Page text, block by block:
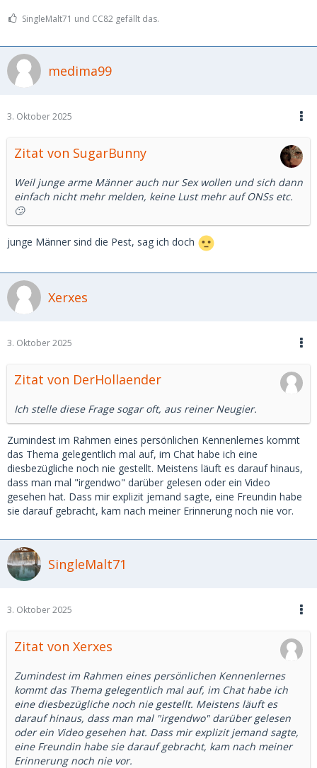
SingleMalt71 und CC82 gefällt das.
medima99
3. Oktober 2025
Zitat von SugarBunny
Weil junge arme Männer auch nur Sex wollen und sich dann
einfach nicht mehr melden, keine Lust mehr auf ONSs etc.
🙄
junge Männer sind die Pest, sag ich doch
Xerxes
3. Oktober 2025
Zitat von DerHollaender
Ich stelle diese Frage sogar oft, aus reiner Neugier.
Zumindest im Rahmen eines persönlichen Kennenlernes kommt
das Thema gelegentlich mal auf, im Chat habe ich eine
diesbezügliche noch nie gestellt. Meistens läuft es darauf hinaus,
dass man mal "irgendwo" darüber gelesen oder ein Video
gesehen hat. Dass mir explizit jemand sagte, eine Freundin habe
sie darauf gebracht, kam nach meiner Erinnerung noch nie vor.
SingleMalt71
3. Oktober 2025
Zitat von Xerxes
Zumindest im Rahmen eines persönlichen Kennenlernes
kommt das Thema gelegentlich mal auf, im Chat habe ich
eine diesbezügliche noch nie gestellt. Meistens läuft es
darauf hinaus, dass man mal "irgendwo" darüber gelesen
oder ein Video gesehen hat. Dass mir explizit jemand sagte,
eine Freundin habe sie darauf gebracht, kam nach meiner
Erinnerung noch nie vor.